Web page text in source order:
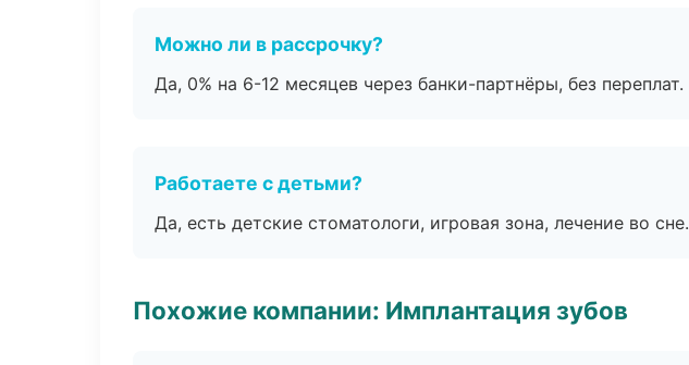
Можно ли в рассрочку?
Да, 0% на 6-12 месяцев через банки-партнёры, без переплат.
Работаете с детьми?
Да, есть детские стоматологи, игровая зона, лечение во сне.
Похожие компании: Имплантация зубов